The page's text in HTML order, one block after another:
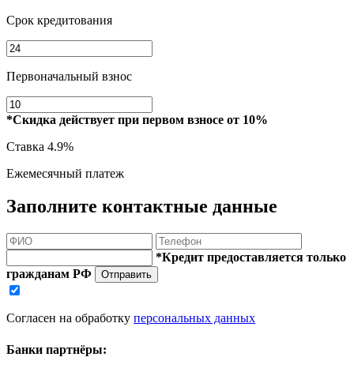
Срок кредитования
Первоначальный взнос
*Скидка действует при первом взносе от 10%
Ставка 4.9%
Ежемесячный платеж
Заполните контактные данные
*Кредит предоставляется только
гражданам РФ
Отправить
Согласен на обработку персональных данных
Банки партнёры: